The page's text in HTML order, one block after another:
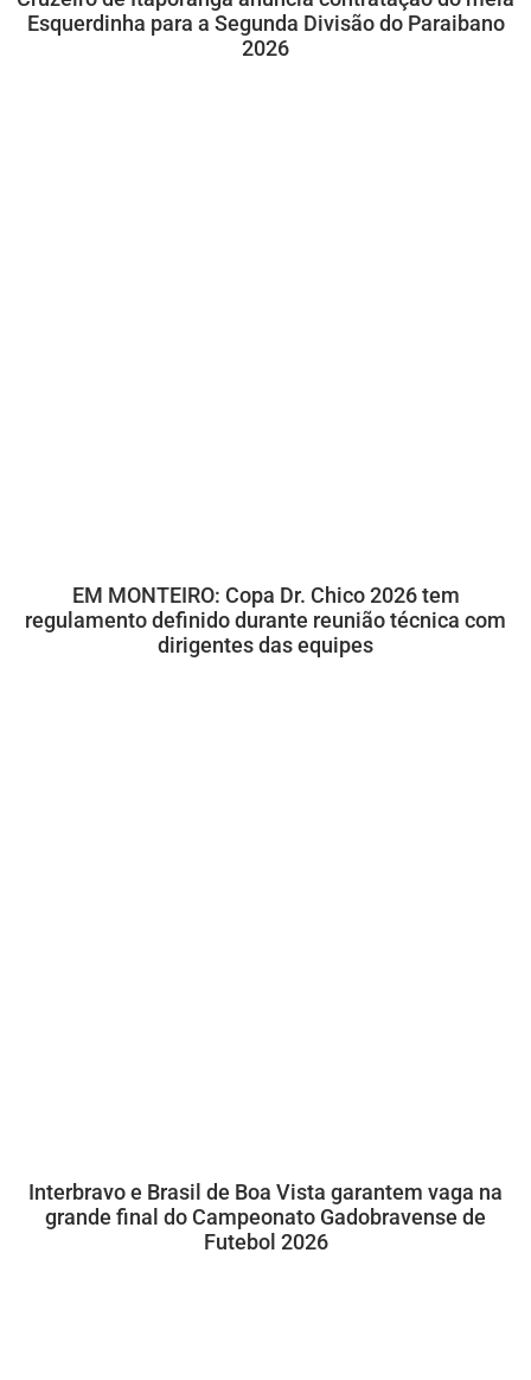
Esquerdinha para a Segunda Divisão do Paraibano
2026
EM MONTEIRO: Copa Dr. Chico 2026 tem
regulamento definido durante reunião técnica com
dirigentes das equipes
Interbravo e Brasil de Boa Vista garantem vaga na
grande final do Campeonato Gadobravense de
Futebol 2026